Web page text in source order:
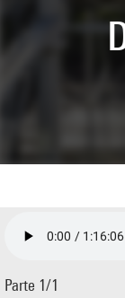
Parte 1/1